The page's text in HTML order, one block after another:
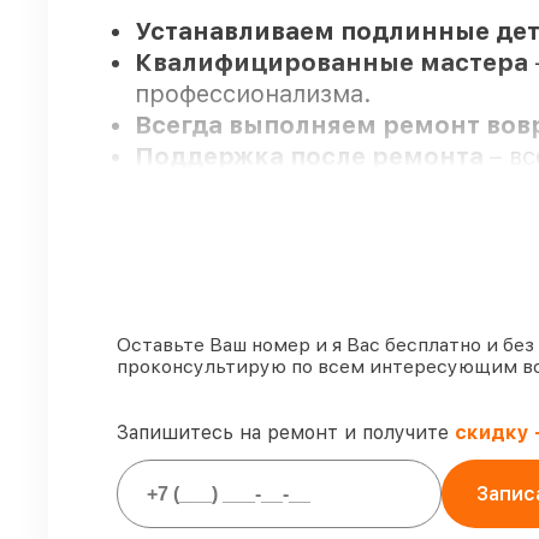
Устанавливаем подлинные
Квалифицированные мастера
профессионализма.
Всегда выполняем ремонт
Поддержка после ремонта
–
работ закрываем в вашем
90%деталей Venox имеются на
Оригинальные
починок занимают до 2
Оставьте Ваш номер и я Вас бесплатно и без
проконсультирую по всем интересующим
Запишитесь на ремонт и получите скидку